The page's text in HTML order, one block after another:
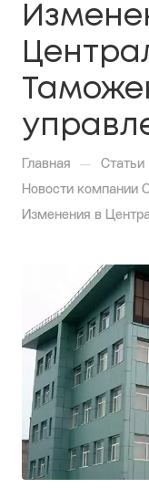
Главная — Статьи
Новости компании
Изменения в